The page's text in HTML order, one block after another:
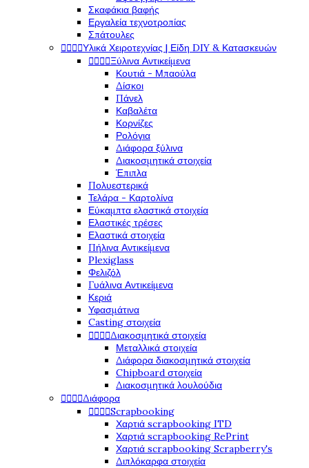
Σκαφάκια βαφής
Εργαλεία τεχνοτροπίας
Σπάτουλες
Υλικά Χειροτεχνίας | Είδη DIY & Κατασκευών
Ξύλινα Αντικείμενα
Κουτιά - Μπαούλα
Δίσκοι
Πάνελ
Καβαλέτα
Κορνίζες
Ρολόγια
Διάφορα ξύλινα
Διακοσμητικά στοιχεία
Έπιπλα
Πολυεστερικά
Τελάρα - Καρτολίνα
Εύκαμπτα ελαστικά στοιχεία
Ελαστικές τρέσες
Ελαστικά στοιχεία
Πήλινα Αντικείμενα
Plexiglass
Φελιζόλ
Γυάλινα Αντικείμενα
Κεριά
Υφασμάτινα
Casting στοιχεία
Διακοσμητικά στοιχεία
Μεταλλικά στοιχεία
Διάφορα διακοσμητικά στοιχεία
Chipboard στοιχεία
Διακοσμητικά λουλούδια
Διάφορα
Scrapbooking
Χαρτιά scrapbooking ITD
Χαρτιά scrapbooking RePrint
Χαρτιά scrapbooking Scrapberry's
Διπλόκαρφα στοιχεία